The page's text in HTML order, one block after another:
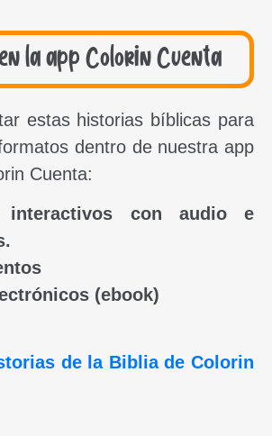
la app Colorin Cuenta
estas historias bíblicas para
dentro de nuestra app
Cuenta:
interactivos con audio e
(ebook)
de la Biblia de Colorin